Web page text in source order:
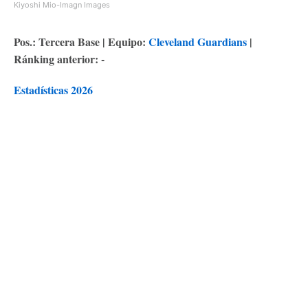
Kiyoshi Mio-Imagn Images
Pos.: Tercera Base | Equipo: Cleveland Guardians |
Ránking anterior: -
Estadísticas 2026